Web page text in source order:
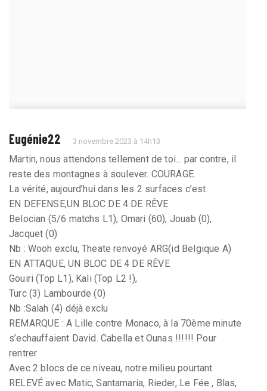
Eugénie22 3 novembre 2023 à 14h13
Martin, nous attendons tellement de toi... par contre, il
reste des montagnes à soulever. COURAGE.
La vérité, aujourd’hui dans les 2 surfaces c’est.
EN DEFENSE,UN BLOC DE 4 DE RÊVE
Belocian (5/6 matchs L1), Omari (60), Jouab (0),
Jacquet (0)
Nb : Wooh exclu, Theate renvoyé ARG(id Belgique A)
EN ATTAQUE, UN BLOC DE 4 DE RÊVE
Gouiri (Top L1), Kali (Top L2 !),
Turc (3) Lambourde (0)
Nb :Salah (4) déjà exclu
REMARQUE : A Lille contre Monaco, à la 70ème minute
s’echauffaient David. Cabella et Ounas !!!!!! Pour
rentrer
Avec 2 blocs de ce niveau, notre milieu pourtant
RELEVÉ avec Matic, Santamaria, Rieder, Le Fée , Blas,